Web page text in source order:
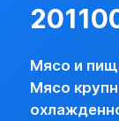
МЯСО КРУПНОГО
Импорт:
Акциз:
НДС:
Пошлина по
Мясо и
Мясо